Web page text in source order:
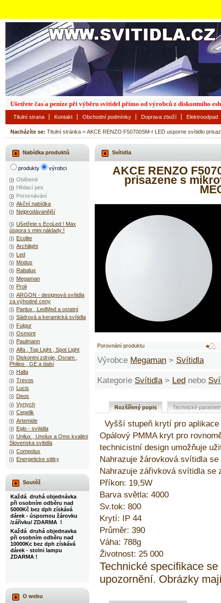
Nacházíte se: Titulní stránka > AKCE RENZO F50700SM-r LED usporne svítidlo
Svítidla
AKCE RENZO
prisazene s
Porovnání produktu
Výrobce Megaman > Svítidla
Kategorie Svítidla > Led nebo
Rozšířený popis Technické
Vyšší stupeň krytí pro
Opálový PMMA kryt pro
technicistní design umožňuje
Nahrazuje žárovková svítidla
Nahrazuje zářivková svítidla se
Příkon: 19,5W
Barva světla: 4000
Sv.tok: 800
Krytí: IP 44
Průměr: 390
Váha: 788g
Životnost: 25 000
Technické specifikace
upozornění. Obrázky
Nabídka produktů
produkty
výrobci
Oblíbené
Hlídací pes
Porovnávání
Akční nabídka
Nejprodávanější
Ušetřete s EcoLed ! Max
úspora s mini náklady !
Ecolite
Archilight
Led
Modus
Rabalux
Megaman
Proli
ARGON - designová svítidla
za výhodné ceny
Panlux , LedMed a ostatní
Sádrová a keramická svítidla
Fulgur
Osmont
Paulmann
Alfa , Top Light , Spot Light
Diskontni zdroje, Osram ,
Philips , GE a dalsi
Halla
Trevos
Lucis
Deos
Vyrtych
Cepelik
Artemide
Eglo - svítidla
Unilux , Unolux a Oms kvalitni
Slovenska svitidla
Compolux
Energeticke stitky
Soutěž
Každá druhá objednávka
při osobním odběru nad
5000Kč bez dph získává
dárek - úspornou žárovku
/zářivku/ ZDARMA !
Každá druhá objednavka
při osobním odběru nad
10000Kc bez dph získává
dárek - stolni lampu
ZDARMA !
O webu
Titulní strana Kontakt Obchodní podmínky Doprava zboží Elektroodpad
Ušetřete čas a peníze při výběru svítidel přímo od výrobců z diskontního